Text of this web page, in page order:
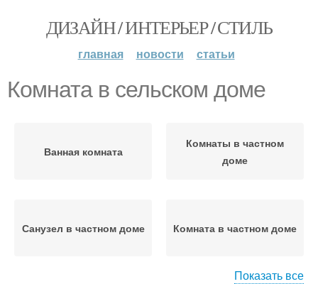
ДИЗАЙН / ИНТЕРЬЕР / СТИЛЬ
главная новости статьи
Комната в сельском доме
Ванная комната
Комнаты в частном
доме
Санузел в частном доме Комната в частном доме
Показать все